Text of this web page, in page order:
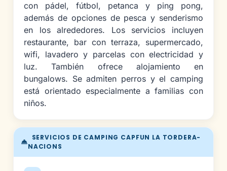
SERVICIOS DE CAMPING CAPFUN LA TORDERA-
NACIONS
con pádel, fútbol, petanca y ping pong,
además de opciones de pesca y senderismo
en los alrededores. Los servicios incluyen
restaurante, bar con terraza, supermercado,
wifi, lavadero y parcelas con electricidad y
luz. También ofrece alojamiento en
bungalows. Se admiten perros y el camping
está orientado especialmente a familias con
niños.